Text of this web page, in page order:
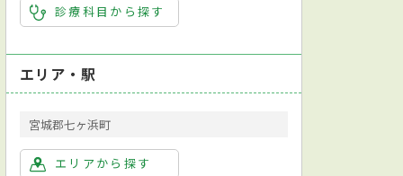
診療科目から探す
エリア・駅
宮城郡七ヶ浜町
エリアから探す